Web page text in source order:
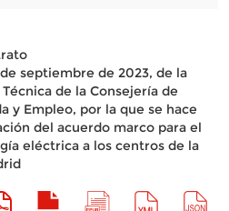
septiembre de 2023, de la
de la Consejería de
y Empleo, por la que se hace
del acuerdo marco para el
eléctrica a los centros de la